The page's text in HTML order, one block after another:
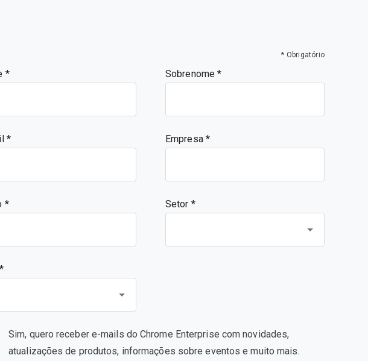
* Obrigatório
Sobrenome
Empresa
Setor *
Sim, quero receber e-mails do Chrome Enterprise com novidades,
atualizações de produtos, informações sobre eventos e muito mais.